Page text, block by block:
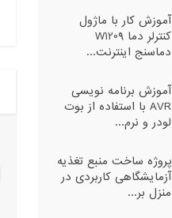
آموزش کار با ماژول
کنترلر دما W1209
دماسنج اینترنت...
آموزش برنامه نویسی
AVR با استفاده از بوت
لودر و نرم...
پروژه ساخت منبع تغذیه
آزمایشگاهی کاربردی در
منزل بر...